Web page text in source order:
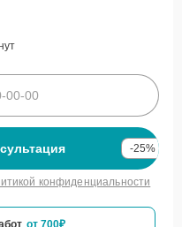
-25%
конфиденциальности
от 700₽